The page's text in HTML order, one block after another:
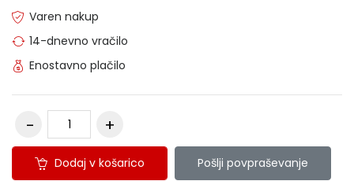
Varen nakup
14-dnevno vračilo
Enostavno plačilo
Dodaj v košarico Pošlji povpraševanje